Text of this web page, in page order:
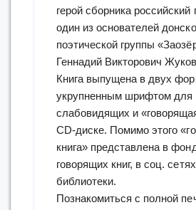
герой сборника российский
один из основателей
поэтической группы
Геннадий Викторович
Книга выпущена в двух
укрупненным шрифтом для
слабовидящих и
CD-диске. Помимо этого
книга» представлена в
говорящих книг, в соц.
библиотеки.
Познакомиться с полной